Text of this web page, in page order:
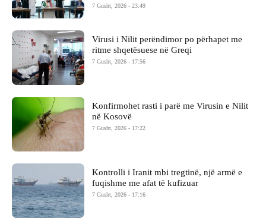
7 Gusht, 2026 - 23:49
Virusi i Nilit perëndimor po përhapet me
ritme shqetësuese në Greqi
7 Gusht, 2026 - 17:56
Konfirmohet rasti i parë me Virusin e Nilit
në Kosovë
7 Gusht, 2026 - 17:22
Kontrolli i Iranit mbi tregtinë, një armë e
fuqishme me afat të kufizuar
7 Gusht, 2026 - 17:16